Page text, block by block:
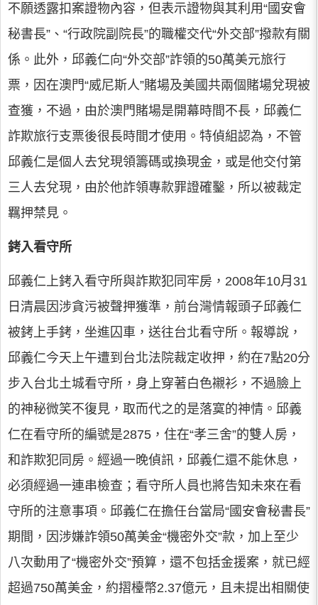
不願透露扣案證物內容，但表示證物與其利用“國安會
秘書長”、“行政院副院長”的職權交代“外交部”撥款有關
係。此外，邱義仁向“外交部”詐領的50萬美元旅行
票，因在澳門“威尼斯人”賭場及美國共兩個賭場兌現被
查獲，不過，由於澳門賭場是開幕時間不長，邱義仁
詐欺旅行支票後很長時間才使用。特偵組認為，不管
邱義仁是個人去兌現領籌碼或換現金，或是他交付第
三人去兌現，由於他詐領專款罪證確鑿，所以被裁定
羈押禁見。
銬入看守所
邱義仁上銬入看守所與詐欺犯同牢房，2008年10月31
日清晨因涉貪污被聲押獲準，前台灣情報頭子邱義仁
被銬上手銬，坐進囚車，送往台北看守所。報導說，
邱義仁今天上午遭到台北法院裁定收押，約在7點20分
步入台北土城看守所，身上穿著白色襯衫，不過臉上
的神秘微笑不復見，取而代之的是落寞的神情。邱義
仁在看守所的編號是2875，住在“孝三舍”的雙人房，
和詐欺犯同房。經過一晚偵訊，邱義仁還不能休息，
必須經過一連串檢查；看守所人員也將告知未來在看
守所的注意事項。邱義仁在擔任台當局“國安會秘書長”
期間，因涉嫌詐領50萬美金“機密外交”款，加上至少
八次動用了“機密外交”預算，還不包括金援案，就已經
超過750萬美金，約摺檯幣2.37億元，且未提出相關使